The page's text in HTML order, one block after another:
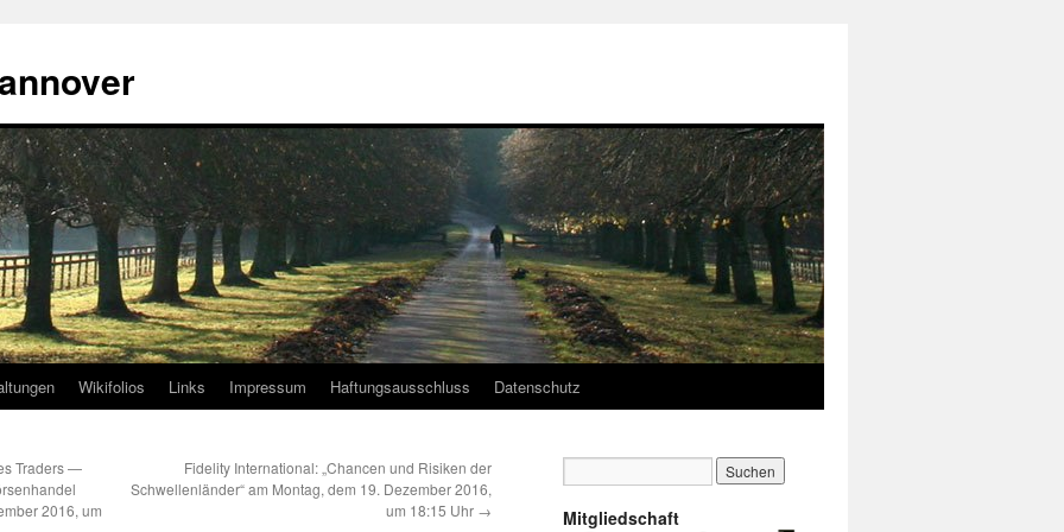
Wikifolios Links Impressum Haftungsausschluss Datenschutz
Traders —
2016, um
Fidelity International: „Chancen und Risiken der
Schwellenländer“ am Montag, dem 19. Dezember 2016,
um 18:15 Uhr → Mitgliedschaft